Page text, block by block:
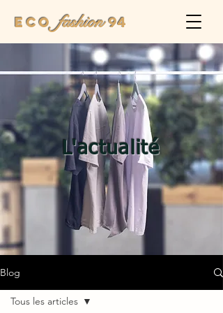
Eco fashion 94
L'actualité
Blog
Tous les articles